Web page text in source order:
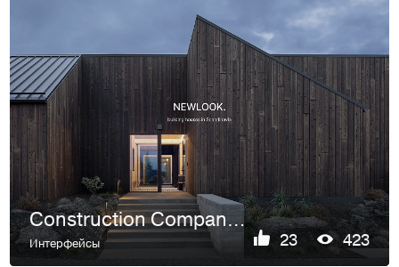
Construction Company - website / e-commerce design
Интерфейсы 23 423